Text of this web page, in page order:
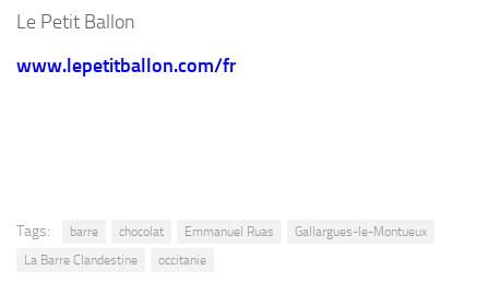
Le Petit Ballon
www.lepetitballon.com/fr
Tags: barre chocolat Emmanuel Ruas
Gallargues-le-Montueux
La Barre Clandestine
occitanie